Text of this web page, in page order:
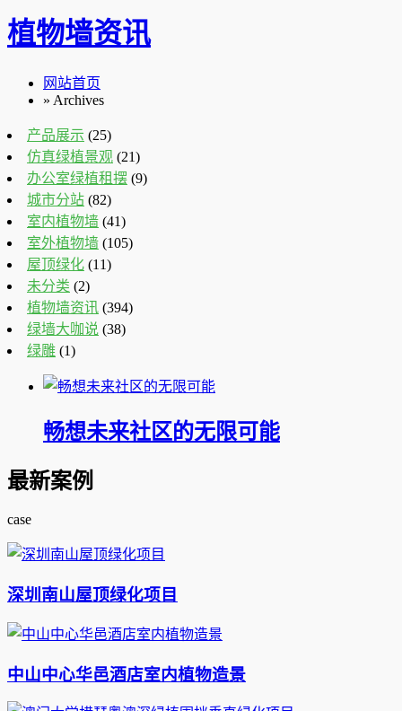
植物墙资讯
网站首页
» Archives
产品展示 (25)
仿真绿植景观 (21)
办公室绿植租摆 (9)
城市分站 (82)
室内植物墙 (41)
室外植物墙 (105)
屋顶绿化 (11)
未分类 (2)
植物墙资讯 (394)
绿墙大咖说 (38)
绿雕 (1)
畅想未来社区的无限可能
最新案例
case
深圳南山屋顶绿化项目
中山中心华邑酒店室内植物造景